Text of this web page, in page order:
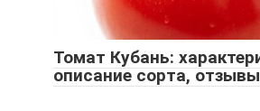
Томат Кубань:
описание сорта, отзывы